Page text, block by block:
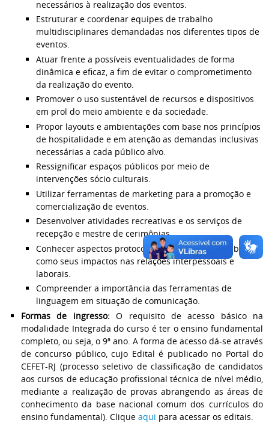
necessários à realização dos eventos.
Estruturar e coordenar equipes de trabalho
multidisciplinares demandadas nos diferentes tipos de
eventos.
Atuar frente a possíveis eventualidades de forma
dinâmica e eficaz, a fim de evitar o comprometimento
da realização do evento.
Promover o uso sustentável de recursos e dispositivos
em prol do meio ambiente e da sociedade.
Propor layouts e ambientações com base nos princípios
de hospitalidade e em atenção as demandas inclusivas
necessárias a cada público alvo.
Ressignificar espaços públicos por meio de
intervenções sócio culturais.
Utilizar ferramentas de marketing para a promoção e
comercialização de eventos.
Desenvolver atividades recreativas e os serviços de
recepção e mestre de cerimônias
Conhecer aspectos protocolares e interculturais, bem
como seus impactos nas relações interpessoais e
laborais.
Compreender a importância das ferramentas de
linguagem em situação de comunicação.
Formas de ingresso:O requisito de acesso básico na
modalidade Integrada do curso é ter o ensino fundamental
completo, ou seja, o 9ª ano. A forma de acesso dá-se através
de concurso público, cujo Edital é publicado no Portal do
CEFET-RJ (processo seletivo de classificação de candidatos
aos cursos de educação profissional técnica de nível médio,
mediante a realização de provas abrangendo as áreas de
conhecimento da base nacional comum dos currículos do
ensino fundamental). Clique aqui para acessar os editais.